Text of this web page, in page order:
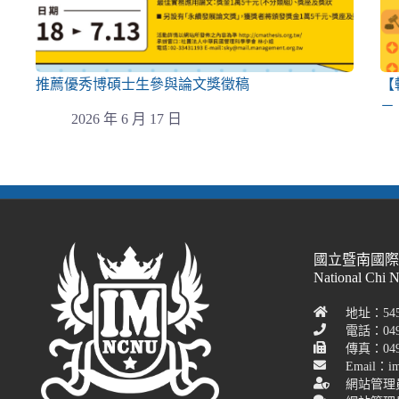
推薦優秀博碩士生參與論文獎徵稿
2026 年 6 月 17 日
－
國立暨南國
National Chi
地址：
電話：
傳真：
Email：
網站管理